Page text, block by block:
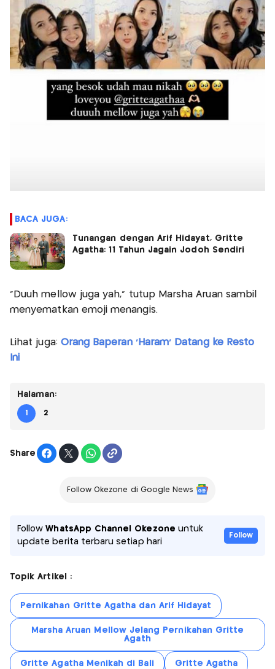
BACA JUGA:
Tunangan dengan Arif Hidayat, Gritte
Agatha: 11 Tahun Jagain Jodoh Sendiri
"Duuh mellow juga yah," tutup Marsha Aruan sambil
menyematkan emoji menangis.
Lihat juga: Orang Baperan 'Haram' Datang ke Resto
Ini
Halaman:
1 2
Share
Follow Okezone di Google News
FollowWhatsApp Channel Okezone untuk
update berita terbaru setiap hari
Follow
Topik Artikel :
Pernikahan Gritte Agatha dan Arif Hidayat
Marsha Aruan Mellow Jelang Pernikahan Gritte
Agath
Gritte Agatha Menikah di Bali Gritte Agatha